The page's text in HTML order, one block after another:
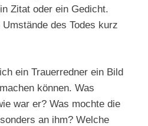
Zitat oder ein Gedicht.
des Todes kurz
ein Trauerredner ein Bild
können. Was
war er? Was mochte die
an ihm? Welche